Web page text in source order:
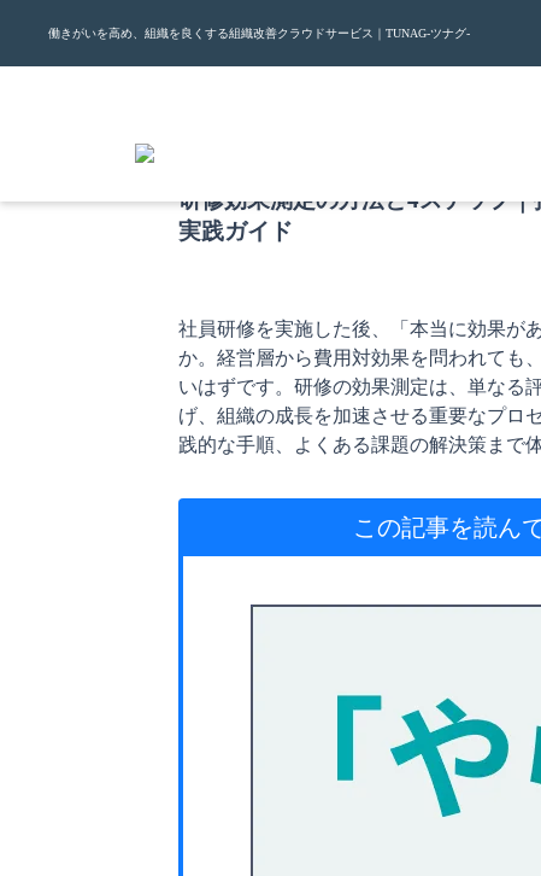
働きがいを高め、組織を良くする組織改善クラウドサービス｜TUNAG-ツナグ-
研修効果測定の方法と4ステップ
実践ガイド
社員研修を実施した後、「本当に効果が
か。経営層から費用対効果を問われても
いはずです。研修の効果測定は、単なる
げ、組織の成長を加速させる重要なプロ
践的な手順、よくある課題の解決策まで
この記事を読ん